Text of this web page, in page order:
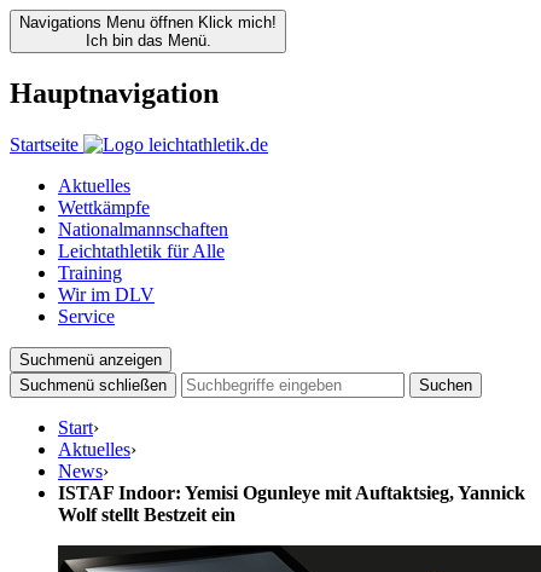
Navigations Menu öffnen Klick mich!
Ich bin das Menü.
Hauptnavigation
Startseite
Aktuelles
Wettkämpfe
Nationalmannschaften
Leichtathletik für Alle
Training
Wir im DLV
Service
Suchmenü anzeigen
Suchmenü schließen
Suchen
Start›
Aktuelles›
News›
ISTAF Indoor: Yemisi Ogunleye mit Auftaktsieg, Yannick
Wolf stellt Bestzeit ein